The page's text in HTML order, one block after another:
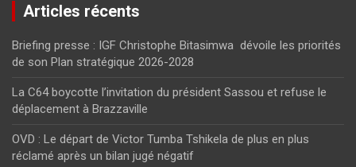
Articles récents
Briefing presse : IGF Christophe Bitasimwa dévoile les priorités
de son Plan stratégique 2026-2028
La C64 boycotte l’invitation du président Sassou et refuse le
déplacement à Brazzaville
OVD : Le départ de Victor Tumba Tshikela de plus en plus
réclamé après un bilan jugé négatif